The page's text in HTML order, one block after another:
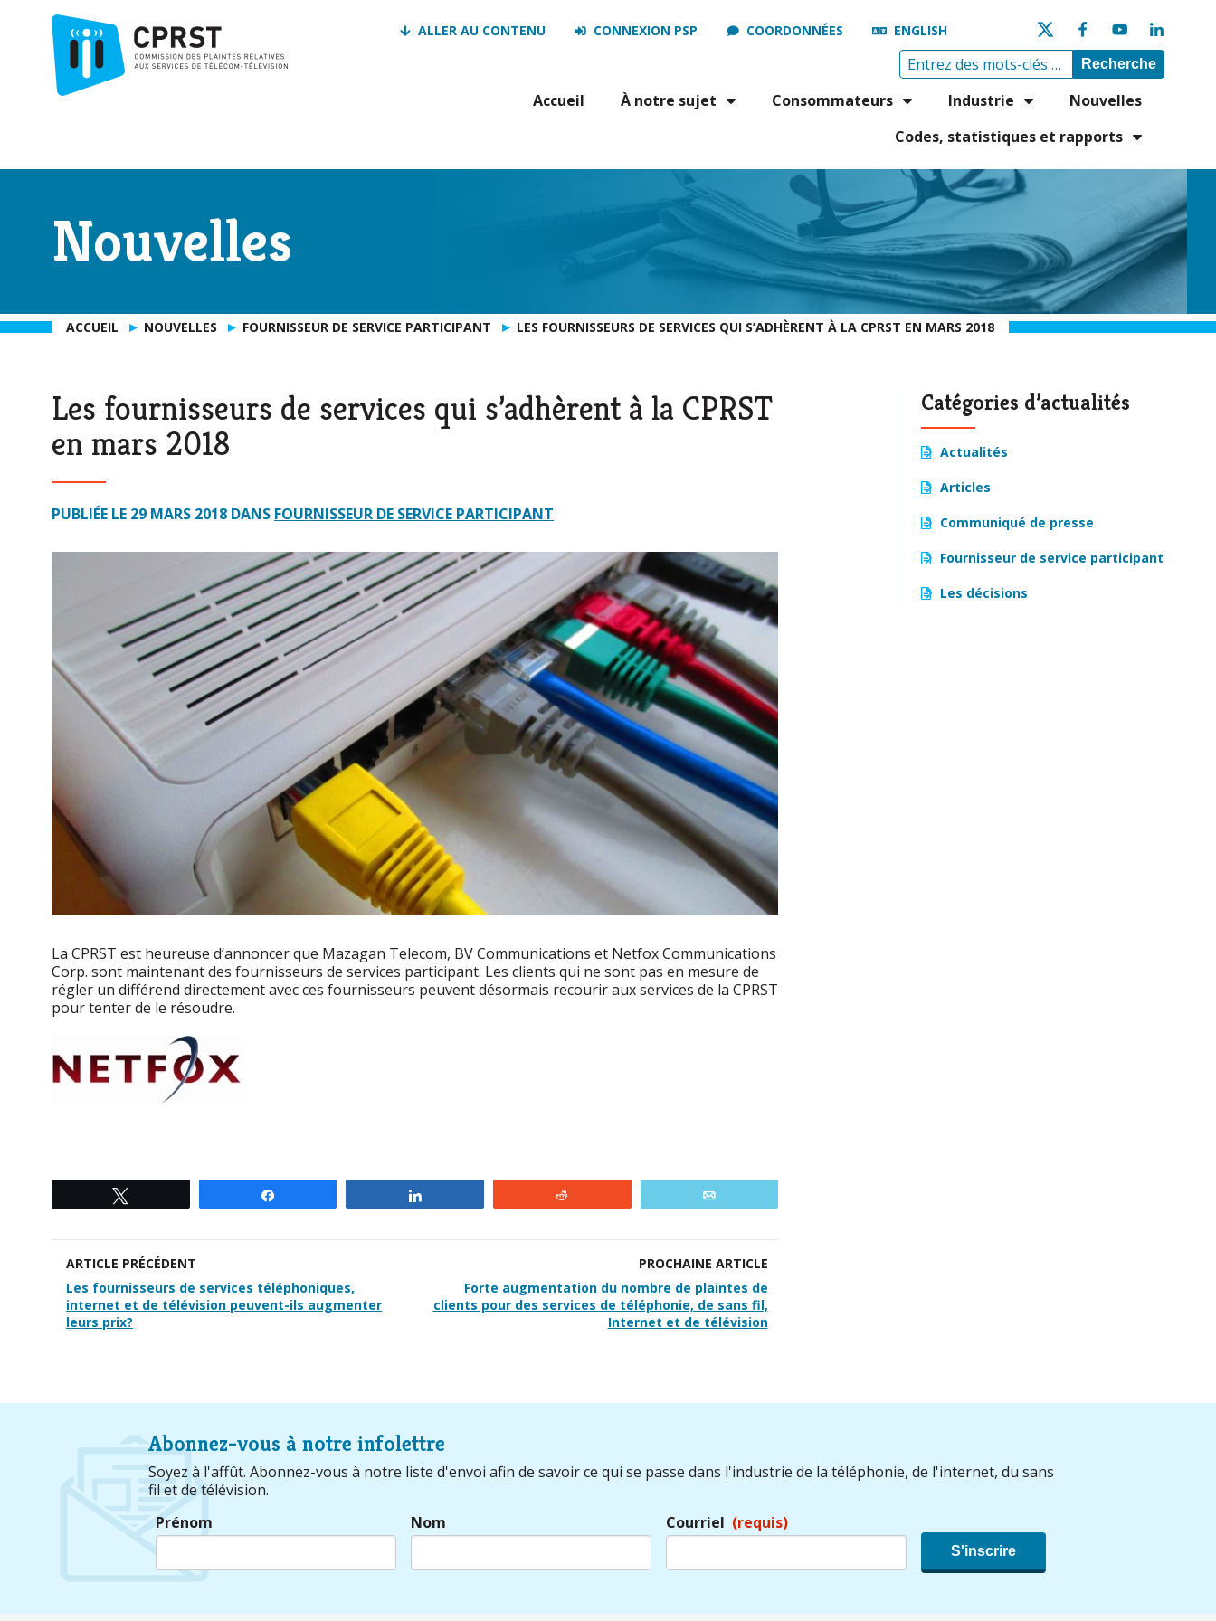
ALLER AU CONTENU CONNEXION PSP COORDONNÉES ENGLISH
Recherche
Accueil À notre sujet Consommateurs Industrie
Nouvelles
Codes, statistiques et rapports
Nouvelles
ACCUEIL NOUVELLES FOURNISSEUR DE SERVICE PARTICIPANT LES FOURNISSEURS DE SERVICES QUI S’ADHÈRENT À LA CPRST EN MARS 2018
Les fournisseurs de services qui s’adhèrent à la CPRST
en mars 2018
PUBLIÉE LE 29 MARS 2018 DANS FOURNISSEUR DE SERVICE PARTICIPANT
La CPRST est heureuse d’annoncer que Mazagan Telecom, BV Communications et Netfox Communications
Corp. sont maintenant des fournisseurs de services participant. Les clients qui ne sont pas en mesure de
régler un différend directement avec ces fournisseurs peuvent désormais recourir aux services de la CPRST
pour tenter de le résoudre.
ARTICLE PRÉCÉDENT
Les fournisseurs de services téléphoniques,
internet et de télévision peuvent-ils augmenter
leurs prix?
PROCHAINE ARTICLE
Forte augmentation du nombre de plaintes de
clients pour des services de téléphonie, de sans fil,
Internet et de télévision
Catégories d’actualités
Actualités
Articles
Communiqué de presse
Fournisseur de service participant
Les décisions
Abonnez-vous à notre infolettre
Soyez à l'affût. Abonnez-vous à notre liste d'envoi afin de savoir ce qui se passe dans l'industrie de la téléphonie, de l'internet, du sans
fil et de télévision.
Prénom
Nom Courriel (requis)